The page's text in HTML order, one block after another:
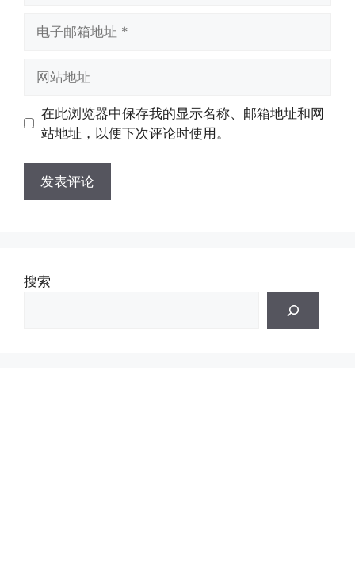
址
址
在此浏览器中保存我的显示名称、邮箱地址和网
站地址，以便下次评论时使用。
搜索